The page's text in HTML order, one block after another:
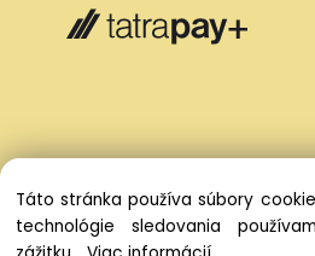
Táto stránka používa súbory
technológie sledovania